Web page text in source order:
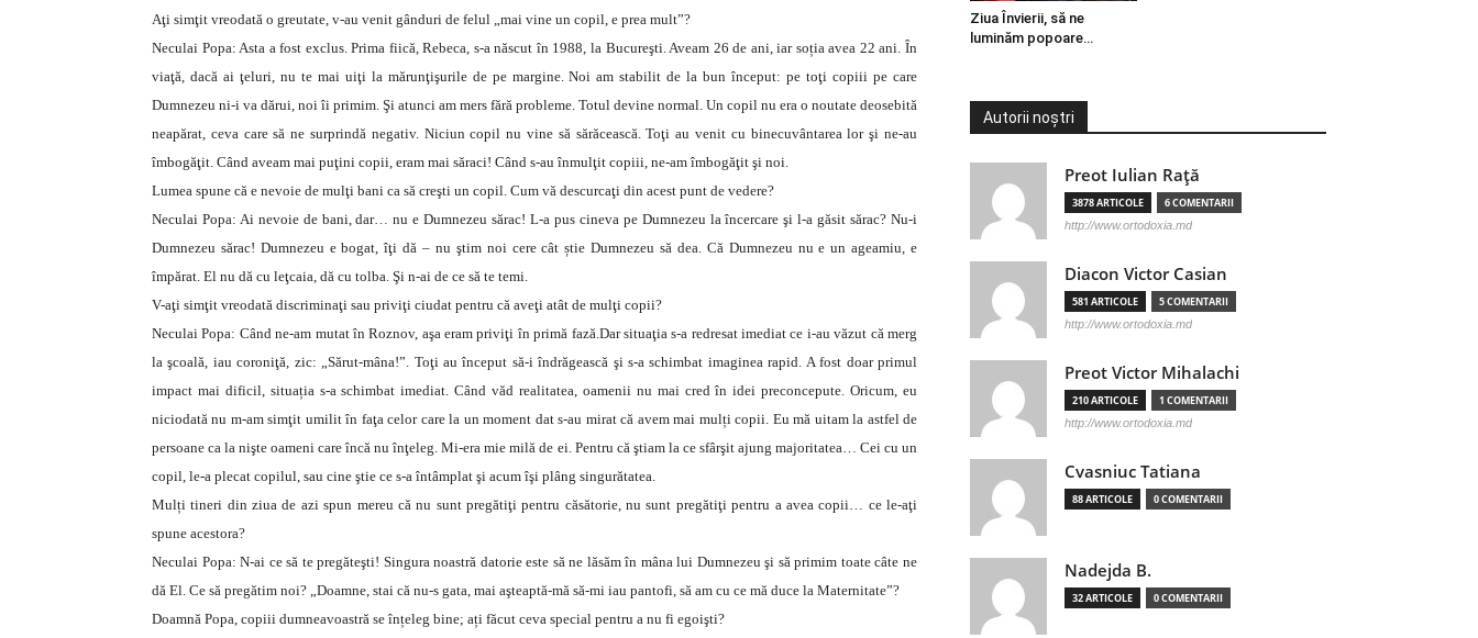
Aţi simţit vreodată o greutate, v-au venit gânduri de felul „mai vine un copil, e prea mult”?
Neculai Popa: Asta a fost exclus. Prima fiică, Rebeca, s-a născut în 1988, la Bucureşti. Aveam 26 de ani, iar soția avea 22 ani. În
viaţă, dacă ai ţeluri, nu te mai uiţi la mărunţişurile de pe margine. Noi am stabilit de la bun început: pe toţi copiii pe care
Dumnezeu ni-i va dărui, noi îi primim. Şi atunci am mers fără probleme. Totul devine normal. Un copil nu era o noutate deosebită
neapărat, ceva care să ne surprindă negativ. Niciun copil nu vine să sărăcească. Toţi au venit cu binecuvântarea lor şi ne-au
îmbogăţit. Când aveam mai puţini copii, eram mai săraci! Când s-au înmulţit copiii, ne-am îmbogăţit şi noi.
Lumea spune că e nevoie de mulţi bani ca să creşti un copil. Cum vă descurcaţi din acest punt de vedere?
Neculai Popa: Ai nevoie de bani, dar… nu e Dumnezeu sărac! L-a pus cineva pe Dumnezeu la încercare şi l-a găsit sărac? Nu-i
Dumnezeu sărac! Dumnezeu e bogat, îţi dă – nu ştim noi cere cât știe Dumnezeu să dea. Că Dumnezeu nu e un ageamiu, e
împărat. El nu dă cu leţcaia, dă cu tolba. Şi n-ai de ce să te temi.
V-aţi simţit vreodată discriminaţi sau priviţi ciudat pentru că aveţi atât de mulţi copii?
Neculai Popa: Când ne-am mutat în Roznov, aşa eram priviţi în primă fază.Dar situaţia s-a redresat imediat ce i-au văzut că merg
la şcoală, iau coroniţă, zic: „Sărut-mâna!”. Toţi au început să-i îndrăgească şi s-a schimbat imaginea rapid. A fost doar primul
impact mai dificil, situația s-a schimbat imediat. Când văd realitatea, oamenii nu mai cred în idei preconcepute. Oricum, eu
niciodată nu m-am simţit umilit în faţa celor care la un moment dat s-au mirat că avem mai mulți copii. Eu mă uitam la astfel de
persoane ca la nişte oameni care încă nu înţeleg. Mi-era mie milă de ei. Pentru că ştiam la ce sfârşit ajung majoritatea… Cei cu un
copil, le-a plecat copilul, sau cine ştie ce s-a întâmplat şi acum îşi plâng singurătatea.
Mulți tineri din ziua de azi spun mereu că nu sunt pregătiţi pentru căsătorie, nu sunt pregătiţi pentru a avea copii… ce le-aţi
spune acestora?
Neculai Popa: N-ai ce să te pregăteşti! Singura noastră datorie este să ne lăsăm în mâna lui Dumnezeu şi să primim toate câte ne
dă El. Ce să pregătim noi? „Doamne, stai că nu-s gata, mai aşteaptă-mă să-mi iau pantofi, să am cu ce mă duce la Maternitate”?
Doamnă Popa, copiii dumneavoastră se înțeleg bine; ați făcut ceva special pentru a nu fi egoişti?
Ziua Învierii, să ne
luminăm popoare…
Autorii noștri
Preot Iulian Raţă
3878 ARTICOLE 6 COMENTARII
http://www.ortodoxia.md
Diacon Victor Casian
581 ARTICOLE 5 COMENTARII
http://www.ortodoxia.md
Preot Victor Mihalachi
210 ARTICOLE 1 COMENTARII
http://www.ortodoxia.md
Cvasniuc Tatiana
88 ARTICOLE 0 COMENTARII
Nadejda B.
32 ARTICOLE 0 COMENTARII